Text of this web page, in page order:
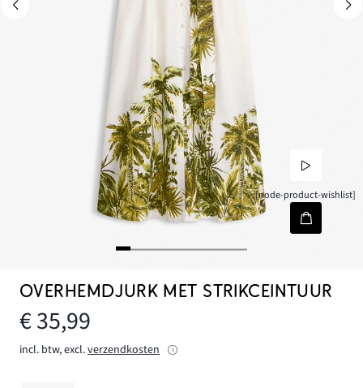
[node-product-wishlist]
OVERHEMDJURK MET STRIKCEINTUUR
€ 35,99
incl. btw, excl.verzendkosten